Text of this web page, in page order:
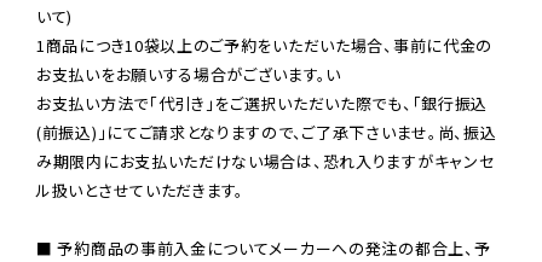
いて)
1商品につき10袋以上のご予約をいただいた場合、事前に代金の
お支払いをお願いする場合がございます。い
お支払い方法で「代引き」をご選択いただいた際でも、「銀行振込
(前振込)」にてご請求となりますので、ご了承下さいませ。尚、振込
み期限内にお支払いただけない場合は、恐れ入りますがキャンセ
ル扱いとさせていただきます。
■ 予約商品の事前入金についてメーカーへの発注の都合上、予